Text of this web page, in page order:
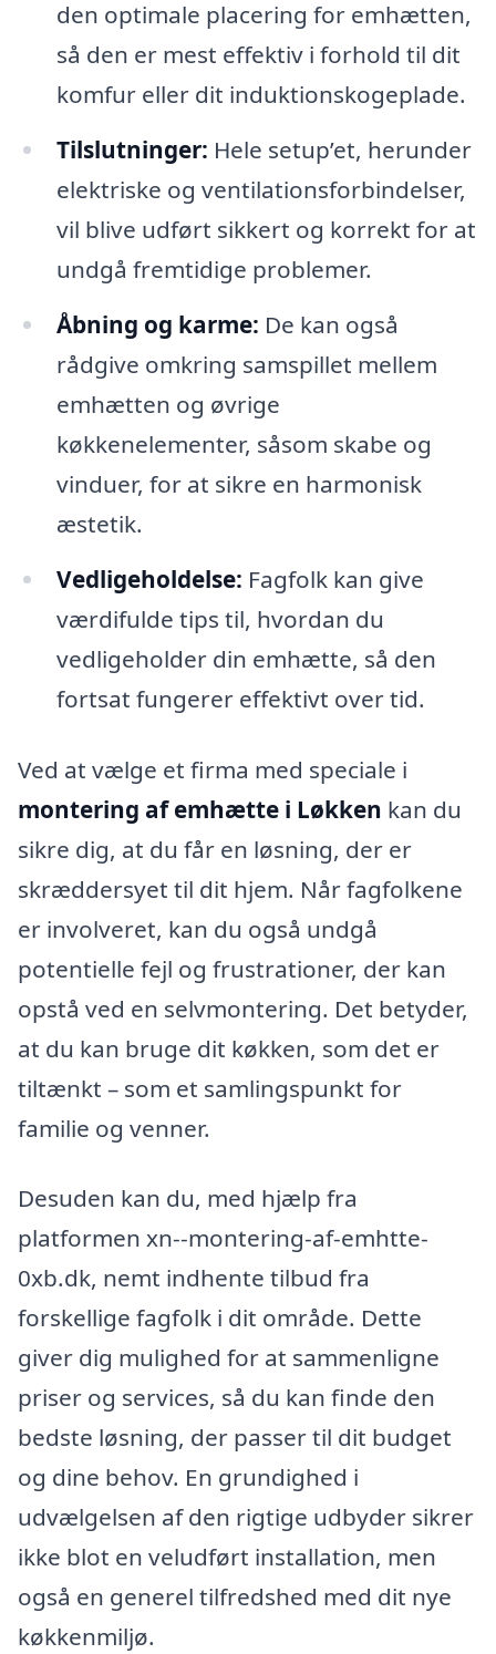
den optimale placering for emhætten,
så den er mest effektiv i forhold til dit
komfur eller dit induktionskogeplade.
Tilslutninger: Hele setup’et, herunder
elektriske og ventilationsforbindelser,
vil blive udført sikkert og korrekt for at
undgå fremtidige problemer.
Åbning og karme: De kan også
rådgive omkring samspillet mellem
emhætten og øvrige
køkkenelementer, såsom skabe og
vinduer, for at sikre en harmonisk
æstetik.
Vedligeholdelse: Fagfolk kan give
værdifulde tips til, hvordan du
vedligeholder din emhætte, så den
fortsat fungerer effektivt over tid.
Ved at vælge et firma med speciale i
montering af emhætte i Løkken kan du
sikre dig, at du får en løsning, der er
skræddersyet til dit hjem. Når fagfolkene
er involveret, kan du også undgå
potentielle fejl og frustrationer, der kan
opstå ved en selvmontering. Det betyder,
at du kan bruge dit køkken, som det er
tiltænkt – som et samlingspunkt for
familie og venner.
Desuden kan du, med hjælp fra
platformen xn--montering-af-emhtte-
0xb.dk, nemt indhente tilbud fra
forskellige fagfolk i dit område. Dette
giver dig mulighed for at sammenligne
priser og services, så du kan finde den
bedste løsning, der passer til dit budget
og dine behov. En grundighed i
udvælgelsen af den rigtige udbyder sikrer
ikke blot en veludført installation, men
også en generel tilfredshed med dit nye
køkkenmiljø.